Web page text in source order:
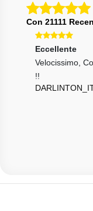
Con 21111
Eccellente
Velocissimo,
!!
Eccellente
Tutto Ok